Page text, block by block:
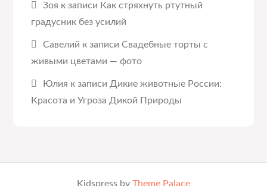
Зоя к записи Как стряхнуть ртутный
градусник без усилий
Савелий к записиСвадебные торты с
живыми цветами — фото
Юлия к записи Дикие животные России:
Красота и Угроза Дикой Природы
Kidspress by Theme Palace